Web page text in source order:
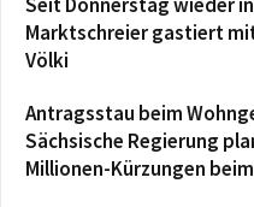
Marktschreier gastiert
Völki
Antragsstau beim
Sächsische Regierung
Millionen-Kürzungen